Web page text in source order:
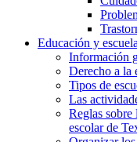
Educación y
Información
Derecho a la
Tipos de
Las
Reglas sobre
escolar de